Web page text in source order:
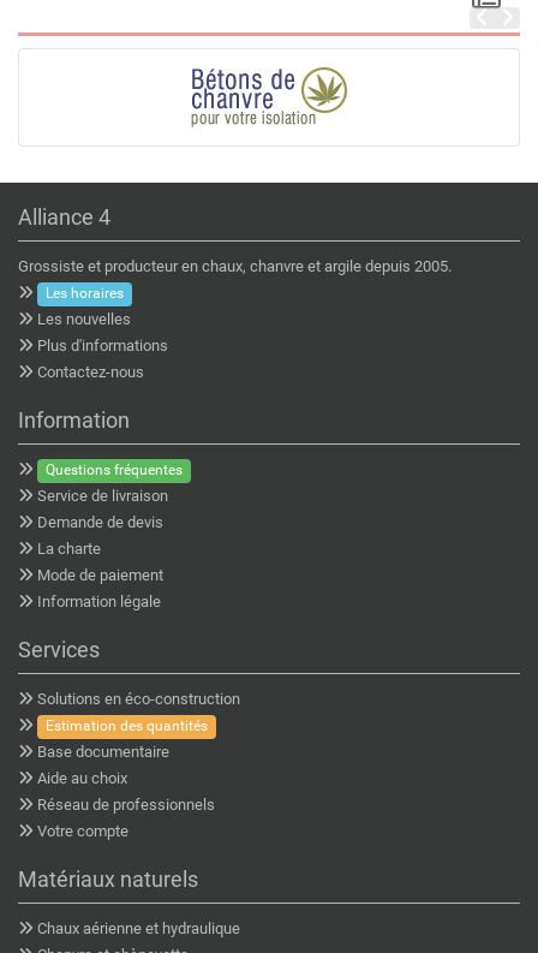
Alliance 4
Grossiste et producteur en chaux, chanvre et argile depuis 2005.
Les horaires
Les nouvelles
Plus d'informations
Contactez-nous
Information
Questions fréquentes
Service de livraison
Demande de devis
La charte
Mode de paiement
Information légale
Services
Solutions en éco-construction
Estimation des quantités
Base documentaire
Aide au choix
Réseau de professionnels
Votre compte
Matériaux naturels
Chaux aérienne et hydraulique